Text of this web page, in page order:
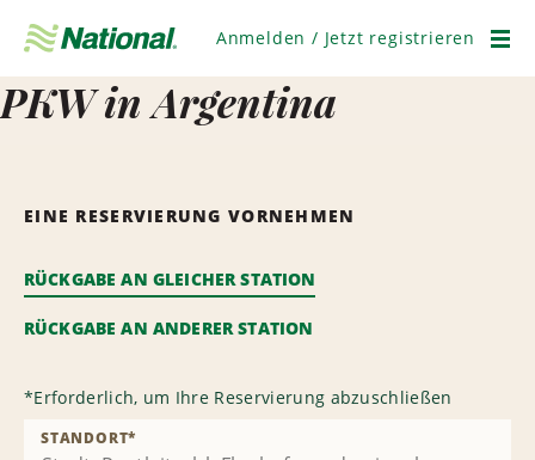
überspringen
Anmelden / Jetzt registrieren
PKW in Argentina
EINE RESERVIERUNG VORNEHMEN
RÜCKGABE AN GLEICHER STATION
RÜCKGABE AN ANDERER STATION
*Erforderlich, um Ihre Reservierung abzuschließen
STANDORT*